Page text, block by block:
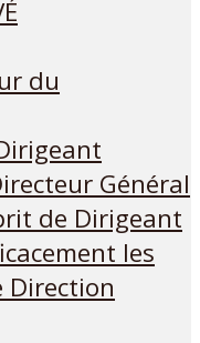
du
Général
de Dirigeant
les
Direction